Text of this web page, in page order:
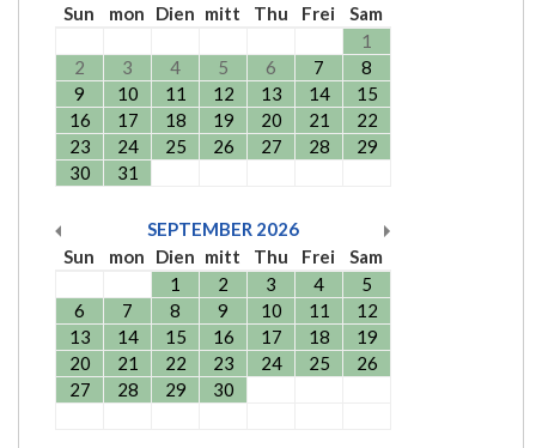
Sun
mon Dien mitt Thu Frei
Sam
1
2
3 4 5 6 7
8
9
10 11 12 13 14
15
16
17 18 19 20 21
22
23
24 25 26 27 28
29
30
31
SEPTEMBER 2026
Sun
mon Dien mitt Thu Frei
Sam
1
2 3 4
5
6
7 8 9 10 11
12
13
14 15 16 17 18
19
20
21 22 23 24 25
26
27
28 29 30